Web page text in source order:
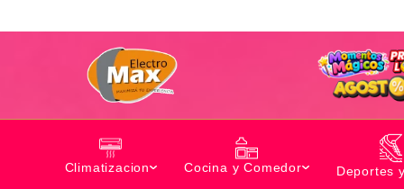
Climatizacion Cocina y Comedor Deportes